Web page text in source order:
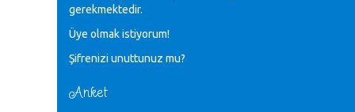
♪
Müzik Bölümlerinin Eğitim
Gülşah Sargın Kaptaş - 28.10.2023
gerekmektedir.
Üye olmak istiyorum!
Şifrenizi unuttunuz mu?
Anket